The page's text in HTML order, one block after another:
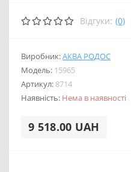
Відгуки: (0)
Виробник:АКВА РОДОС
Модель: 15965
Артикул: 8714
Наявність: Нема в наявності
9 518.00 UAH